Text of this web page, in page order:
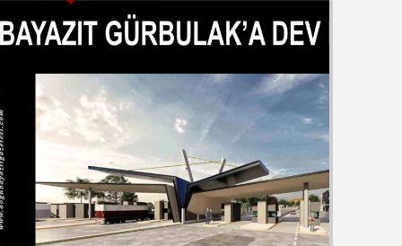
MEHMET KOÇ
DOĞUBAYAZIT ASLINDA BİR İNANÇ
NEZİR ÇELİK
DOĞUBAYAZIT’TA KUŞLAR VE İNSANLAR